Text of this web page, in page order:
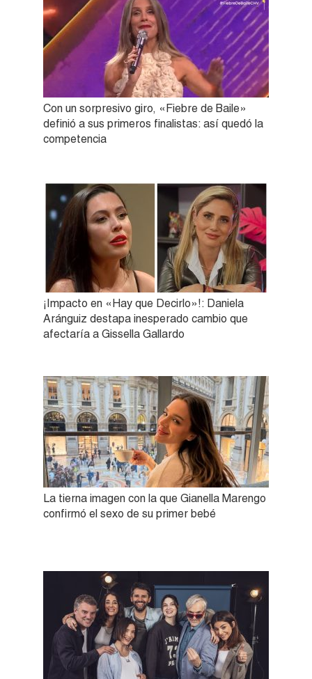
Con un sorpresivo giro, «Fiebre de Baile»
definió a sus primeros finalistas: así quedó la
competencia
¡Impacto en «Hay que Decirlo»!: Daniela
Aránguiz destapa inesperado cambio que
afectaría a Gissella Gallardo
La tierna imagen con la que Gianella Marengo
confirmó el sexo de su primer bebé